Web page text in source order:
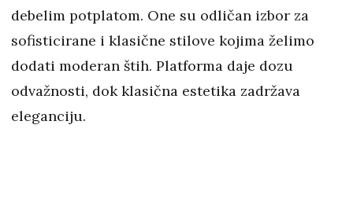
debelim potplatom. One su odličan izbor za
sofisticirane i klasične stilove kojima želimo
dodati moderan štih. Platforma daje dozu
odvažnosti, dok klasična estetika zadržava
eleganciju.